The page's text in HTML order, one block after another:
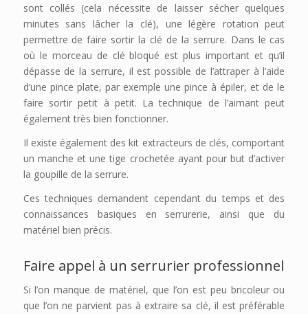
sont collés (cela nécessite de laisser sécher quelques
minutes sans lâcher la clé), une légère rotation peut
permettre de faire sortir la clé de la serrure. Dans le cas
où le morceau de clé bloqué est plus important et qu’il
dépasse de la serrure, il est possible de l’attraper à l’aide
d’une pince plate, par exemple une pince à épiler, et de le
faire sortir petit à petit. La technique de l’aimant peut
également très bien fonctionner.
Il existe également des kit extracteurs de clés, comportant
un manche et une tige crochetée ayant pour but d’activer
la goupille de la serrure.
Ces techniques demandent cependant du temps et des
connaissances basiques en serrurerie, ainsi que du
matériel bien précis.
Faire appel à un serrurier professionnel
Si l’on manque de matériel, que l’on est peu bricoleur ou
que l’on ne parvient pas à extraire sa clé, il est préférable